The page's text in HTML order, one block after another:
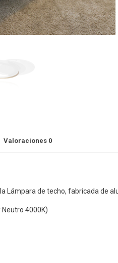
Valoraciones 0
Lámpara de techo, fabricada de
4000K)